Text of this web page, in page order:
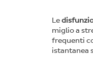
Le
miglio a
frequenti
istantanea